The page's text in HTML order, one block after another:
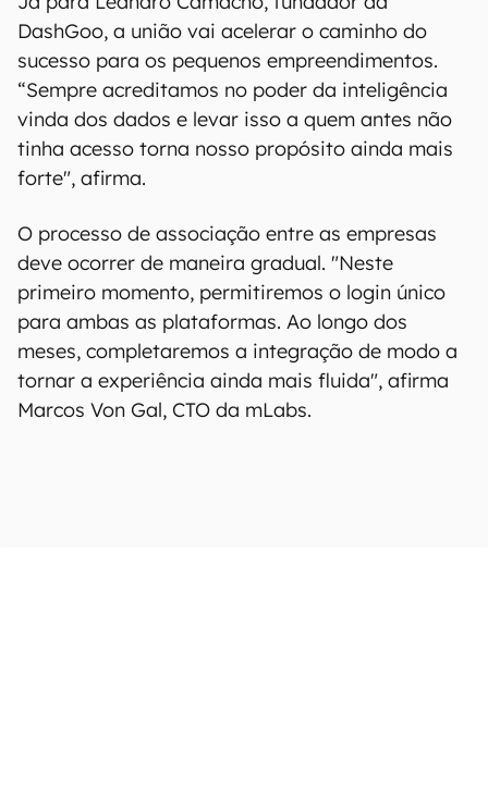
DashGoo, a união vai acelerar o caminho do
sucesso para os pequenos empreendimentos.
“Sempre acreditamos no poder da inteligência
vinda dos dados e levar isso a quem antes não
tinha acesso torna nosso propósito ainda mais
forte", afirma.
O processo de associação entre as empresas
deve ocorrer de maneira gradual. "Neste
primeiro momento, permitiremos o login único
para ambas as plataformas. Ao longo dos
meses, completaremos a integração de modo a
tornar a experiência ainda mais fluida", afirma
Marcos Von Gal, CTO da mLabs.